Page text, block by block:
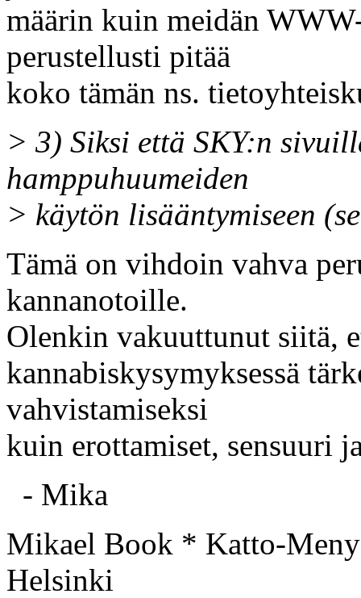
määrin kuin meidän
perustellusti pitää
koko tämän ns.
> 3) Siksi että SKY:n
hamppuhuumeiden
> käytön lisääntymiseen
Tämä on vihdoin vahva
kannanotoille.
Olenkin vakuuttunut siitä,
kannabiskysymyksessä
vahvistamiseksi
kuin erottamiset, sensuuri
- Mika
Mikael Book * Katto-
Helsinki